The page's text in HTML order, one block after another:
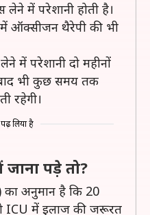
में परेशानी होती है।
ऑक्सीजन थैरेपी की भी
में परेशानी दो महीनों
भी कुछ समय तक
रहेगी।
पढ़ लिया है
पड़े तो?
का अनुमान है कि 20
ICU में इलाज की जरूरत